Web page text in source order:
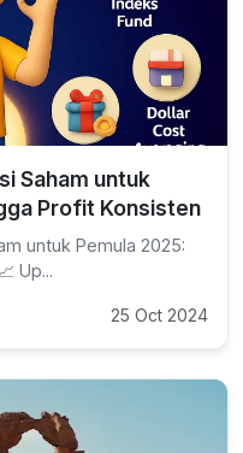
Saham untuk
Profit Konsisten
untuk Pemula 2025:
Up...
25 Oct 2024